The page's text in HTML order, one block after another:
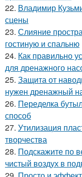
22. Владимир
сцены
23. Слияние
гостиную и спальню
24. Как правильно
для дренажного
25. Защита от
нужен дренажный
26. Переделка
способ
27. Утилизация
творчества
28. Подскажите по
чистый воздух в